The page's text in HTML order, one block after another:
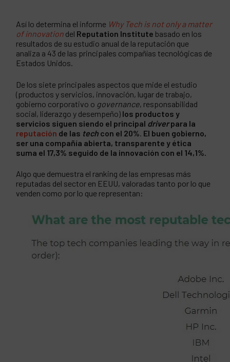
Así lo determina el informe Why Tech is not only a matter
of innovation del Reputation Institute basado en los
resultados de su estudio anual de la reputación que
analiza a 43 de las principales compañías tecnológicas de
Estados Unidos.
De los siete principales aspectos que mide el estudio
(productos y servicios, innovación, lugar de trabajo,
gobierno corporativo o governance, responsabilidad
social, liderazgo y desempeño) los productos y
servicios siguen siendo el principal driverpara la
reputación de las tech con el 20% El buen gobierno,
ser una compañía abierta, transparente y ética
suma el 17,3% seguido de la innovación con el 14,1%.
Algo que demuestra el ranking de las empresas más
reputadas del sector en EEUU, valoradas tanto por lo que
venden como por lo que representan: